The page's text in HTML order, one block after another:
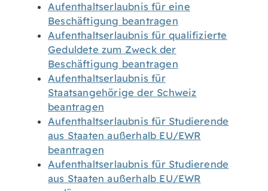
Aufenthaltserlaubnis für eine
Beschäftigung beantragen
Aufenthaltserlaubnis für qualifizierte
Geduldete zum Zweck der
Beschäftigung beantragen
Aufenthaltserlaubnis für
Staatsangehörige der Schweiz
beantragen
Aufenthaltserlaubnis für Studierende
aus Staaten außerhalb EU/EWR
beantragen
Aufenthaltserlaubnis für Studierende
aus Staaten außerhalb EU/EWR